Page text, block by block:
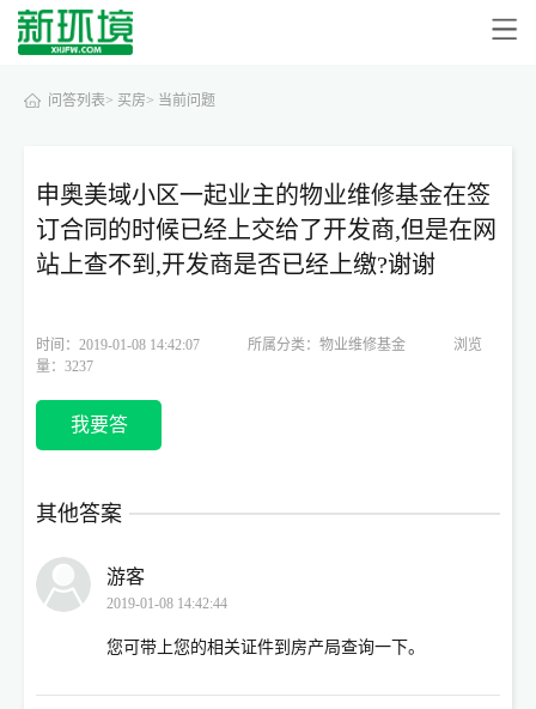
问答列表> 买房> 当前问题
申奥美域小区一起业主的物业维修基金在签
订合同的时候已经上交给了开发商,但是在网
站上查不到,开发商是否已经上缴?谢谢
时间：2019-01-08 14:42:07 所属分类：物业维修基金
浏览
量：3237
我要答
其他答案
游客
2019-01-08 14:42:44
您可带上您的相关证件到房产局查询一下。